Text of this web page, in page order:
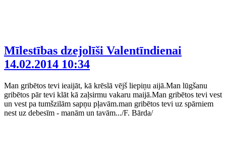
Mīlestības dzejolīši Valentīndienai
14.02.2014 10:34
Man gribētos tevi ieaijāt, kā krēslā vējš liepiņu aijā.Man lūgšanu
gribētos pār tevi klāt kā zaļsirmu vakaru maijā.Man gribētos tevi vest
un vest pa tumšzilām sapņu pļavām.man gribētos tevi uz spārniem
nest uz debesīm - manām un tavām.../F. Bārda/